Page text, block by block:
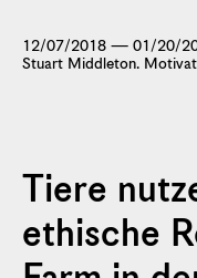
12/07/2018 — 01/20/
Stuart Middleton.
Tiere
ethische